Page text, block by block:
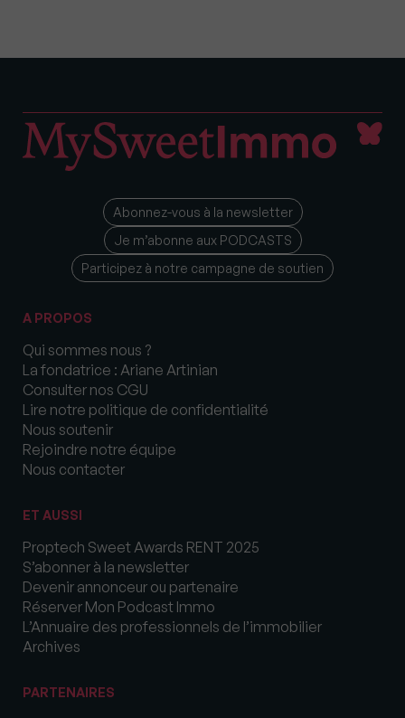
Abonnez-vous à la newsletter
Je m’abonne aux PODCASTS
Participez à notre campagne de soutien
A PROPOS
Qui sommes nous ?
La fondatrice : Ariane Artinian
Consulter nos CGU
Lire notre politique de confidentialité
Nous soutenir
Rejoindre notre équipe
Nous contacter
ET AUSSI
Proptech Sweet Awards RENT 2025
S’abonner à la newsletter
Devenir annonceur ou partenaire
Réserver Mon Podcast Immo
L’Annuaire des professionnels de l’immobilier
Archives
PARTENAIRES